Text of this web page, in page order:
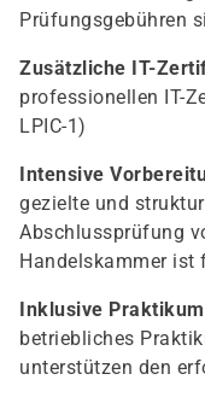
Prüfungsgebühren
Zusätzliche IT-
professionellen IT-
LPIC-1)
Intensive
gezielte und
Abschlussprüfung
Handelskammer ist
Inklusive
betriebliches
unterstützen den